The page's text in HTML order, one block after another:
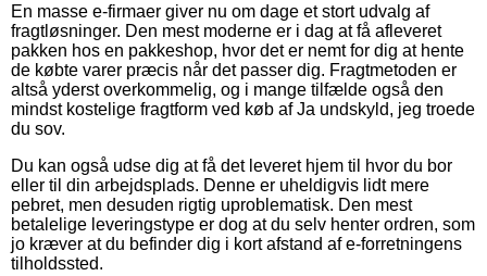
En masse e-firmaer giver nu om dage et stort udvalg af
fragtløsninger. Den mest moderne er i dag at få afleveret
pakken hos en pakkeshop, hvor det er nemt for dig at hente
de købte varer præcis når det passer dig. Fragtmetoden er
altså yderst overkommelig, og i mange tilfælde også den
mindst kostelige fragtform ved køb af Ja undskyld, jeg troede
du sov.
Du kan også udse dig at få det leveret hjem til hvor du bor
eller til din arbejdsplads. Denne er uheldigvis lidt mere
pebret, men desuden rigtig uproblematisk. Den mest
betalelige leveringstype er dog at du selv henter ordren, som
jo kræver at du befinder dig i kort afstand af e-forretningens
tilholdssted.